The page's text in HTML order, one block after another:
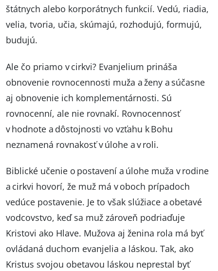
štátnych alebo korporátnych funkcií. Vedú, riadia,
velia, tvoria, učia, skúmajú, rozhodujú, formujú,
budujú.
Ale čo priamo v cirkvi? Evanjelium prináša
obnovenie rovnocennosti muža a ženy a súčasne
aj obnovenie ich komplementárnosti. Sú
rovnocenní, ale nie rovnakí. Rovnocennosť
v hodnote a dôstojnosti vo vzťahu k Bohu
neznamená rovnakosť v úlohe a v roli.
Biblické učenie o postavení a úlohe muža v rodine
a cirkvi hovorí, že muž má v oboch prípadoch
vedúce postavenie. Je to však slúžiace a obetavé
vodcovstvo, keď sa muž zároveň podriaďuje
Kristovi ako Hlave. Mužova aj ženina rola má byť
ovládaná duchom evanjelia a láskou. Tak, ako
Kristus svojou obetavou láskou neprestal byť